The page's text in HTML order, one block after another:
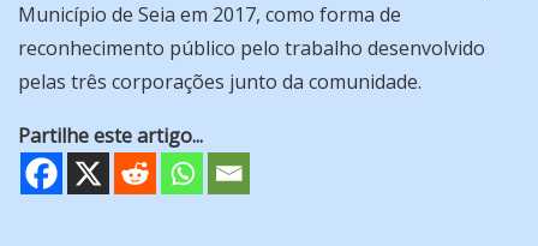
Município de Seia em 2017, como forma de
reconhecimento público pelo trabalho desenvolvido
pelas três corporações junto da comunidade.
Partilhe este artigo...